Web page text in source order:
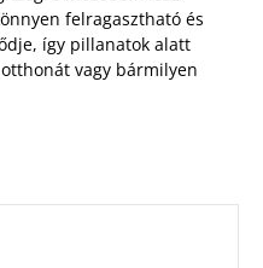
felragasztható és
így pillanatok alatt
vagy bármilyen